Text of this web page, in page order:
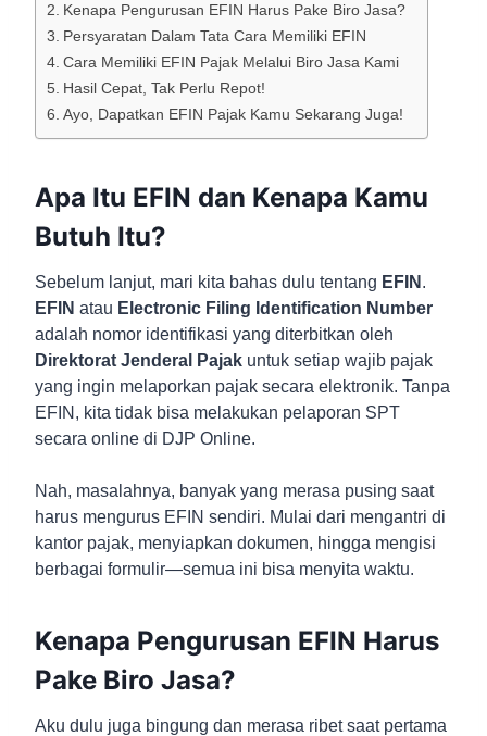
Kenapa Pengurusan EFIN Harus Pake Biro Jasa?
Persyaratan Dalam Tata Cara Memiliki EFIN
Cara Memiliki EFIN Pajak Melalui Biro Jasa Kami
Hasil Cepat, Tak Perlu Repot!
Ayo, Dapatkan EFIN Pajak Kamu Sekarang Juga!
Apa Itu EFIN dan Kenapa Kamu
Butuh Itu?
Sebelum lanjut, mari kita bahas dulu tentang EFIN .
EFIN atau Electronic Filing Identification Number
adalah nomor identifikasi yang diterbitkan oleh
Direktorat Jenderal Pajak untuk setiap wajib pajak
yang ingin melaporkan pajak secara elektronik. Tanpa
EFIN, kita tidak bisa melakukan pelaporan SPT
secara online di DJP Online.
Nah, masalahnya, banyak yang merasa pusing saat
harus mengurus EFIN sendiri. Mulai dari mengantri di
kantor pajak, menyiapkan dokumen, hingga mengisi
berbagai formulir—semua ini bisa menyita waktu.
Kenapa Pengurusan EFIN Harus
Pake Biro Jasa?
Aku dulu juga bingung dan merasa ribet saat pertama